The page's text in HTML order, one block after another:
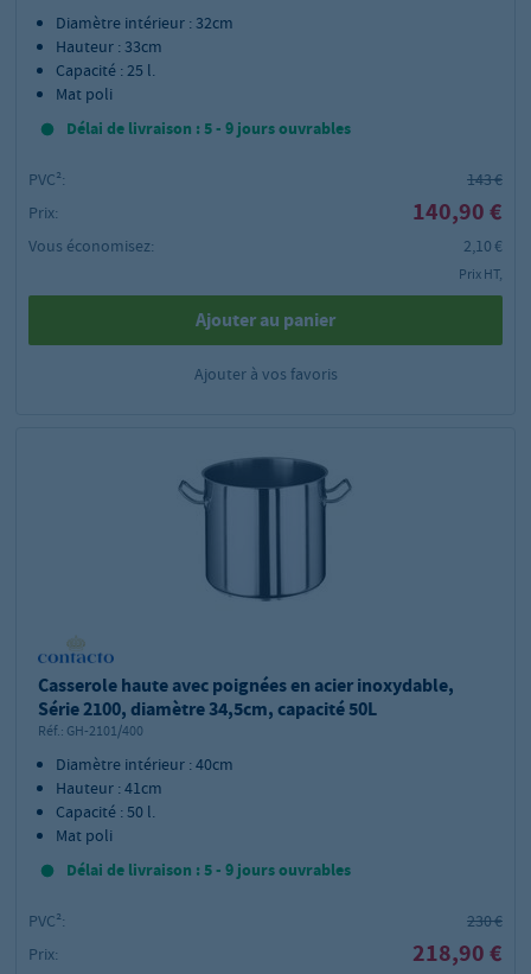
Diamètre intérieur : 32cm
Hauteur : 33cm
Capacité : 25 l.
Mat poli
Délai de livraison : 5 - 9 jours ouvrables
PVC²:
143 €
Prix:
140,90 €
Vous économisez: 2,10 €
Prix HT,
Ajouter au panier
Ajouter à vos favoris
Casserole haute avec poignées en acier inoxydable,
Série 2100, diamètre 34,5cm, capacité 50L
Réf.: GH-2101/400
Diamètre intérieur : 40cm
Hauteur : 41cm
Capacité : 50 l.
Mat poli
Délai de livraison : 5 - 9 jours ouvrables
PVC²:
230 €
Prix:
218,90 €